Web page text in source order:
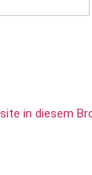
in diesem